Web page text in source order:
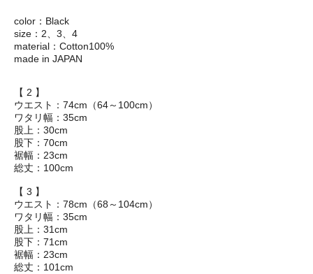
color：Black
size：2、3、4
material：Cotton100%
made in JAPAN
【 2 】
ウエスト：74cm（64～100cm）
ワタリ幅：35cm
股上：30cm
股下：70cm
裾幅：23cm
総丈：100cm
【 3 】
ウエスト：78cm（68～104cm）
ワタリ幅：35cm
股上：31cm
股下：71cm
裾幅：23cm
総丈：101cm